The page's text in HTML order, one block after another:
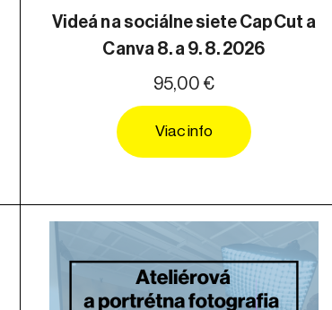
Videá na sociálne siete CapCut a
Canva 8. a 9. 8. 2026
95,00 €
Viac info